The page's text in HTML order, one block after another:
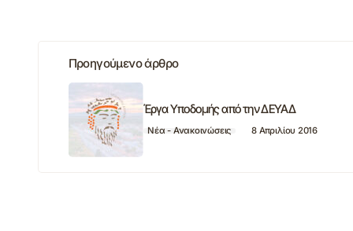
Προηγούμενο άρθρο
Έργα Υποδομής από την ΔΕΥΑΔ
Νέα - Ανακοινώσεις 8 Απριλίου 2016